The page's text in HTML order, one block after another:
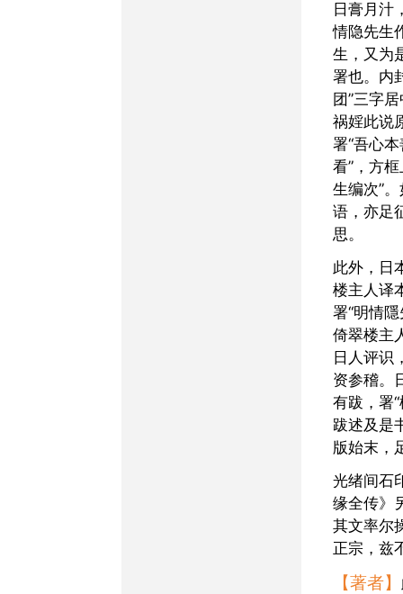
日膏月汁
情隐先生
生，又为
署也。内
团”三字
祸婬此说
署“吾心
看”，方
生编次”
语，亦足
思。
此外，日本宝永二年倚翠
楼主人译
署“明情
倚翠楼主
日人评识
资参稽。
有跋，署
跋述及是
版始末，
光绪间石印本《绘像巧奇
缘全传》
其文率尔
正宗，兹
【著者】